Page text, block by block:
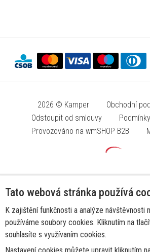
2026 © Kamper
Obchodní
Odstoupit od smlouvy
Provozováno na wmSHOP B2B
Tato webová stránka používá
K zajištění funkčnosti a analýze návštěvnosti
používáme soubory cookies. Kliknutím na
souhlasíte s využívaním cookies.